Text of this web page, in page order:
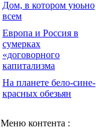
Дом, в котором уюьно
всем
Европа и Россия в
сумерках
«договорного
капитализма
На планете бело-сине-
красных обезьян
Меню контента :